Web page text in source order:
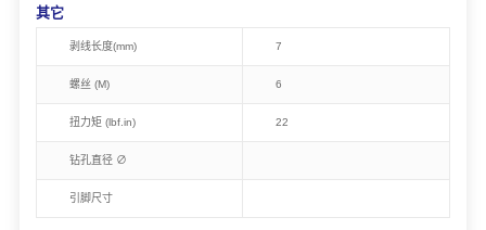
其它
剥线长度(mm) 7
螺丝 (M) 6
扭力矩 (lbf.in) 22
钻孔直径 ∅
引脚尺寸